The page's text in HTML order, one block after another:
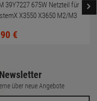
39Y7227 675W Netzteil für
X3550 X3650 M2/M3
90 €
Newsletter
über neue Angebote